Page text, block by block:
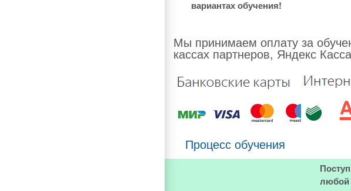
вариантах обучения!
Мы принимаем оплату за
кассах партнеров, Яндекс
Процесс обучения
любой